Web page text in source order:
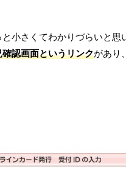
と小さくてわかりづらいと思
確認画面というリンクがあり